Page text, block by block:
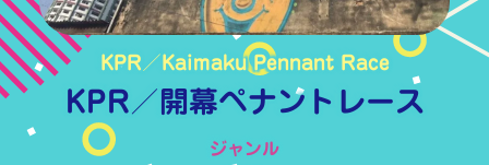
KPR／Kaimaku Pennant Race
KPR／ 開幕ペナント レース
ジャンル